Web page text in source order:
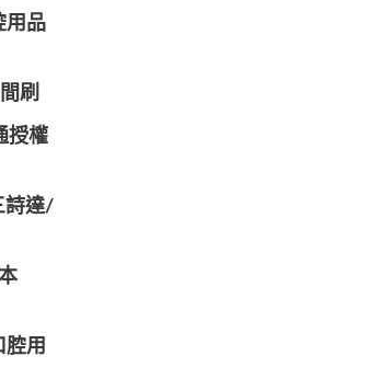
用品
刷
授權
詩達/
用